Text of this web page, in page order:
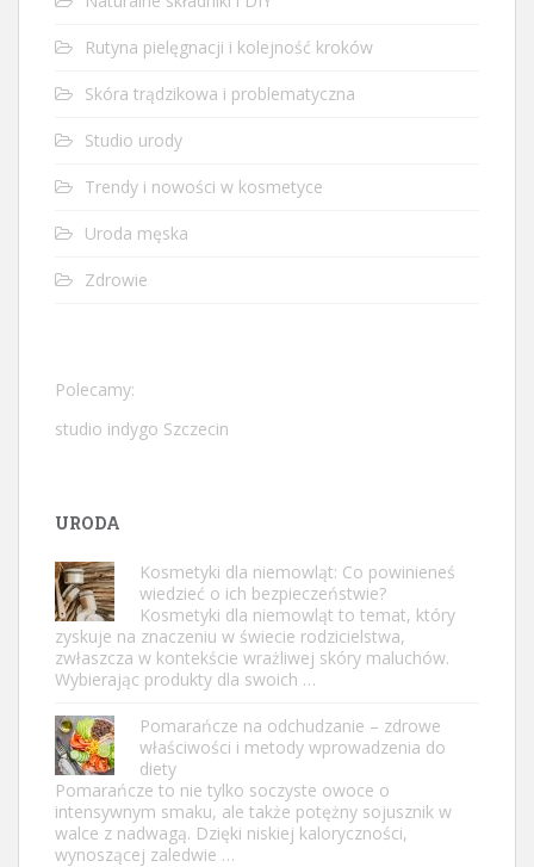
Rutyna pielęgnacji i kolejność kroków
Skóra trądzikowa i problematyczna
Studio urody
Trendy i nowości w kosmetyce
Uroda męska
Zdrowie
Polecamy:
studio indygo Szczecin
URODA
Kosmetyki dla niemowląt: Co powinieneś
wiedzieć o ich bezpieczeństwie?
Kosmetyki dla niemowląt to temat, który
zyskuje na znaczeniu w świecie rodzicielstwa,
zwłaszcza w kontekście wrażliwej skóry maluchów.
Wybierając produkty dla swoich …
Pomarańcze na odchudzanie – zdrowe
właściwości i metody wprowadzenia do
diety
Pomarańcze to nie tylko soczyste owoce o
intensywnym smaku, ale także potężny sojusznik w
walce z nadwagą. Dzięki niskiej kaloryczności,
wynoszącej zaledwie …